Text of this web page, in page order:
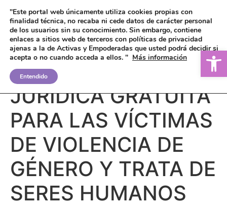
ASISTENCIA
JURÍDICA GRATUITA
PARA LAS VÍCTIMAS
DE VIOLENCIA DE
GÉNERO Y TRATA DE
SERES HUMANOS
"Este portal web únicamente utiliza cookies propias con
finalidad técnica, no recaba ni cede datos de carácter personal
de los usuarios sin su conocimiento. Sin embargo, contiene
enlaces a sitios web de terceros con políticas de privacidad
ajenas a la de Activas y Empoderadas que usted podrá decidir si
acepta o no cuando acceda a ellos. " Más información
Entendido